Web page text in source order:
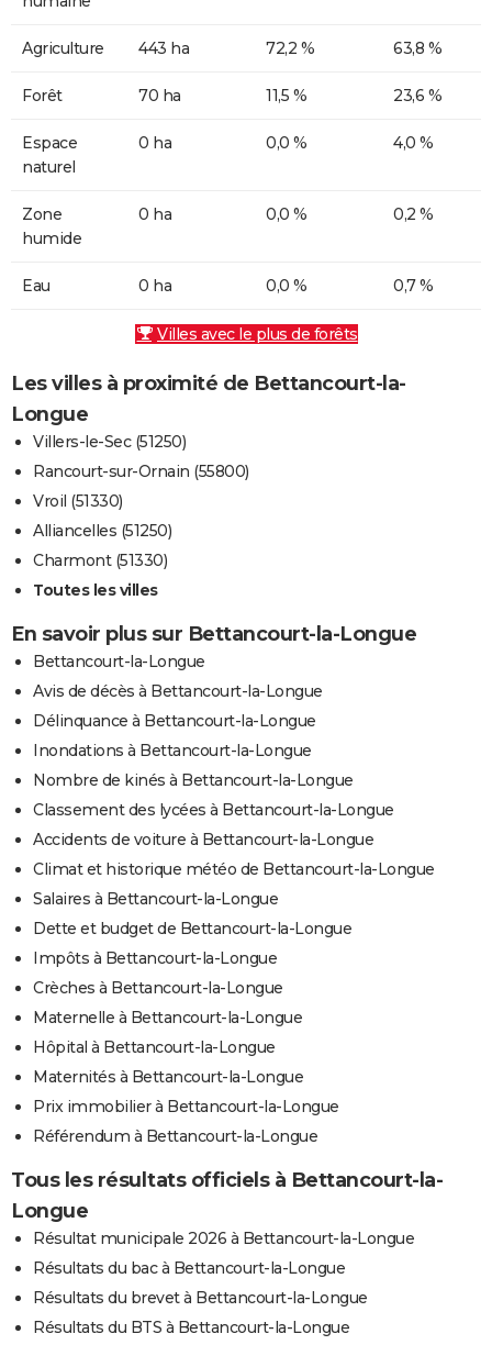
Agriculture 443 ha 72,2 % 63,8 %
Forêt 70 ha 11,5 % 23,6 %
Espace
naturel
0 ha 0,0 % 4,0 %
Zone
humide
0 ha 0,0 % 0,2 %
Eau 0 ha 0,0 % 0,7 %
Villes avec le plus de forêts
Les villes à proximité de Bettancourt-la-
Longue
Villers-le-Sec (51250)
Rancourt-sur-Ornain (55800)
Vroil (51330)
Alliancelles (51250)
Charmont (51330)
Toutes les villes
En savoir plus sur Bettancourt-la-Longue
Bettancourt-la-Longue
Avis de décès à Bettancourt-la-Longue
Délinquance à Bettancourt-la-Longue
Inondations à Bettancourt-la-Longue
Nombre de kinés à Bettancourt-la-Longue
Classement des lycées à Bettancourt-la-Longue
Accidents de voiture à Bettancourt-la-Longue
Climat et historique météo de Bettancourt-la-Longue
Salaires à Bettancourt-la-Longue
Dette et budget de Bettancourt-la-Longue
Impôts à Bettancourt-la-Longue
Crèches à Bettancourt-la-Longue
Maternelle à Bettancourt-la-Longue
Hôpital à Bettancourt-la-Longue
Maternités à Bettancourt-la-Longue
Prix immobilier à Bettancourt-la-Longue
Référendum à Bettancourt-la-Longue
Tous les résultats officiels à Bettancourt-la-
Longue
Résultat municipale 2026 à Bettancourt-la-Longue
Résultats du bac à Bettancourt-la-Longue
Résultats du brevet à Bettancourt-la-Longue
Résultats du BTS à Bettancourt-la-Longue